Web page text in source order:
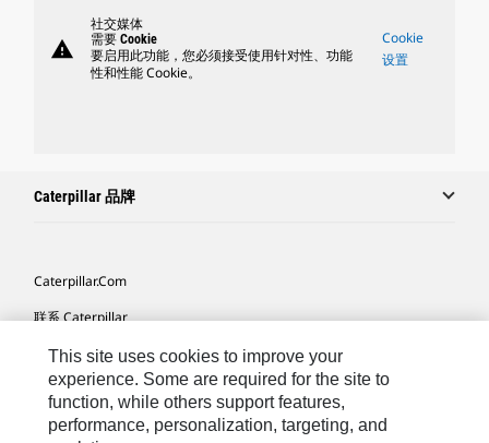
warning
社交媒体
需要 Cookie
要启用此功能，您必须接受使用针对性、功能
性和性能 Cookie。
Cookie
设置
Caterpillar 品牌
Caterpillar.com
联系 Caterpillar
我的营销首选项
站点地图
Cookie Settings
This site uses cookies to improve your
experience. Some are required for the site to
function, while others support features,
performance, personalization, targeting, and